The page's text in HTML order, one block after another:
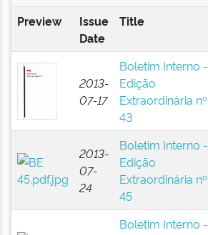
Preview
Issue
Date
Title
2013-
07-17
Boletim Interno -
Edição
Extraordinária nº
43
2013-
07-
24
Boletim Interno -
Edição
Extraordinária nº
45
Boletim Interno -